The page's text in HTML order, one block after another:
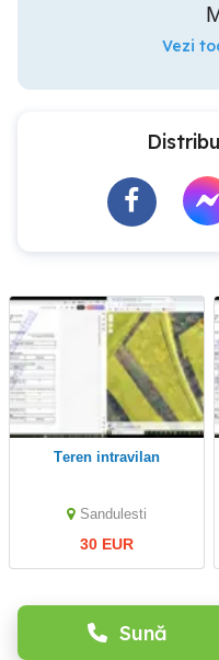
Sună
Vezi
Teren intravilan
Sandulesti
30 EUR